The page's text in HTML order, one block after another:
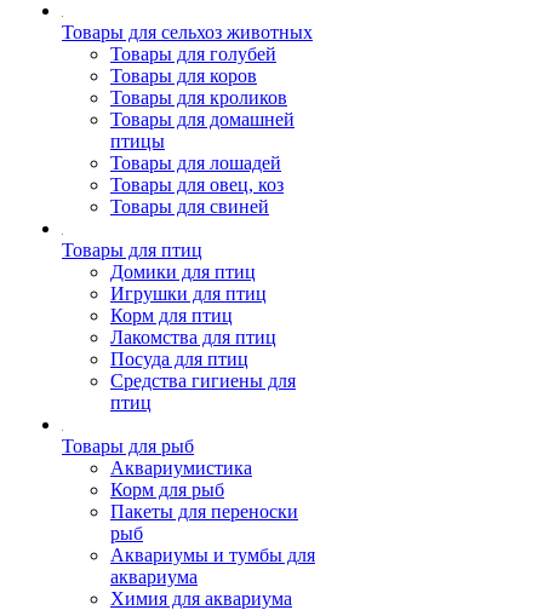
Товары для сельхоз животных
Товары для голубей
Товары для коров
Товары для кроликов
Товары для домашней
птицы
Товары для лошадей
Товары для овец, коз
Товары для свиней
Товары для птиц
Домики для птиц
Игрушки для птиц
Корм для птиц
Лакомства для птиц
Посуда для птиц
Средства гигиены для
птиц
Товары для рыб
Аквариумистика
Корм для рыб
Пакеты для переноски
рыб
Аквариумы и тумбы для
аквариума
Химия для аквариума